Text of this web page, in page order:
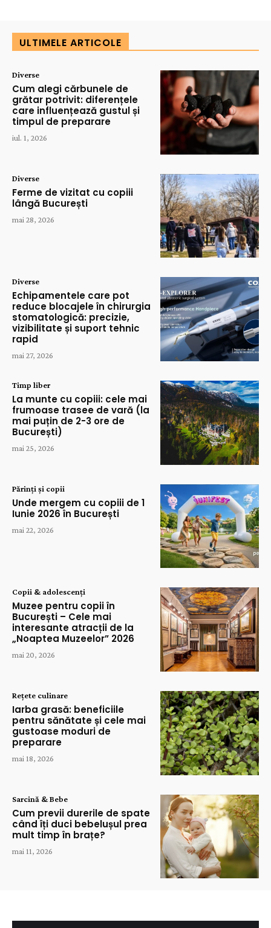
ULTIMELE ARTICOLE
Diverse
Cum alegi cărbunele de
grătar potrivit: diferențele
care influențează gustul și
timpul de preparare
iul. 1, 2026
Diverse
Ferme de vizitat cu copiii
lângă București
mai 28, 2026
Diverse
Echipamentele care pot
reduce blocajele în chirurgia
stomatologică: precizie,
vizibilitate și suport tehnic
rapid
mai 27, 2026
Timp liber
La munte cu copiii: cele mai
frumoase trasee de vară (la
mai puțin de 2-3 ore de
București)
mai 25, 2026
Părinți și copii
Unde mergem cu copiii de 1
Iunie 2026 în București
mai 22, 2026
Copii & adolescenți
Muzee pentru copii în
București – Cele mai
interesante atracții de la
„Noaptea Muzeelor” 2026
mai 20, 2026
Rețete culinare
Iarba grasă: beneficiile
pentru sănătate și cele mai
gustoase moduri de
preparare
mai 18, 2026
Sarcină & Bebe
Cum previi durerile de spate
când îți duci bebelușul prea
mult timp în brațe?
mai 11, 2026